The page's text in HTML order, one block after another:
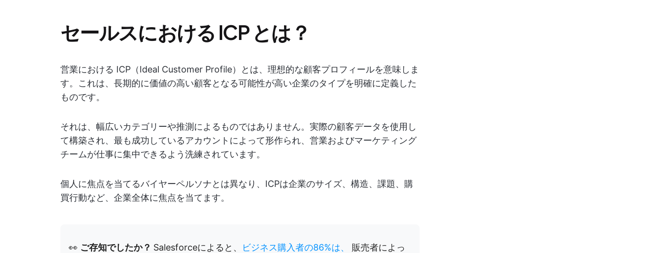
セールスにおける ICP とは？
営業における ICP（Ideal Customer Profile）とは、理想的な顧客プロフィールを意味しま
す。これは、長期的に価値の高い顧客となる可能性が高い企業のタイプを明確に定義した
ものです。
それは、幅広いカテゴリーや推測によるものではありません。実際の顧客データを使用し
て構築され、最も成功しているアカウントによって形作られ、営業およびマーケティング
チームが仕事に集中できるよう洗練されています。
個人に焦点を当てるバイヤーペルソナとは異なり、ICPは企業のサイズ、構造、課題、購
買行動など、企業全体に焦点を当てます。
👀 ご存知でしたか？ Salesforceによると、 ビジネス購入者の86%は、 販売者によっ